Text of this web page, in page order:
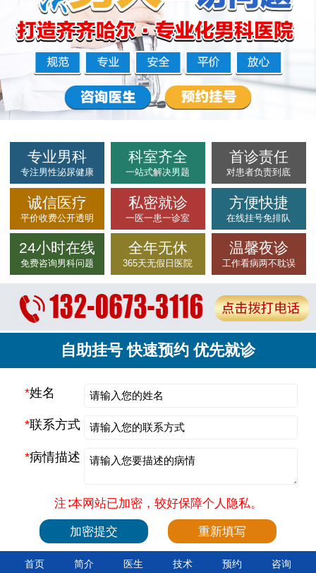
专业男科
专注男性泌尿健康
科室齐全
一站式解决男题
首诊责任
对患者负责到底
诚信医疗
平价收费公开透明
私密就诊
一医一患一诊室
方便快捷
在线挂号免排队
24小时在线
免费咨询男科问题
全年无休
365天无假日医院
温馨夜诊
工作看病两不耽误
自助挂号 快速预约 优先就诊
*姓名
*联系方式
*病情描述
注∶本网站已加密，较好保障个人隐私。
首页 简介 医生 技术 预约 咨询